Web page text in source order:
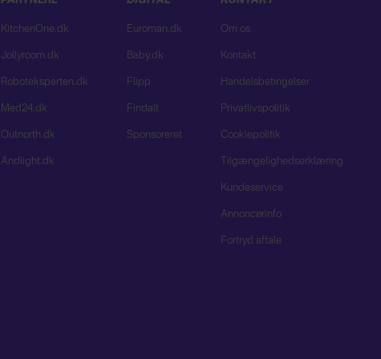
KitchenOne.dk
Jollyroom.dk
Roboteksperten.dk
Med24.dk
Outnorth.dk
Andlight.dk
Euroman.dk
Baby.dk
Flipp
Findalt
Sponsoreret
Om os
Kontakt
Handelsbetingelser
Privatlivspolitik
Cookiepolitik
Tilgængelighedserklæring
Kundeservice
Annoncørinfo
Fortryd aftale